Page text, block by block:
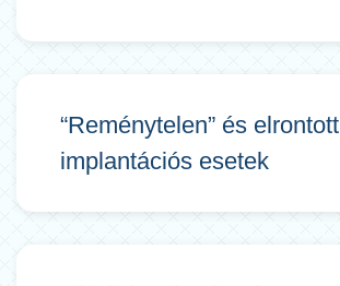
“Reménytelen” és elrontott
implantációs esetek